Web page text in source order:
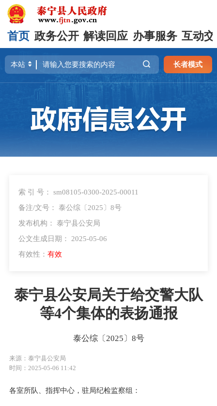
首页 政务公开 解读回应 办事服务 互动
长者模式
索 引 号： sm08105-0300-2025-00011
备注/文号： 泰公综〔2025〕8号
发布机构： 泰宁县公安局
公文生成日期： 2025-05-06
有效性： 有效
泰宁县公安局关于给交警大队
等4个集体的表扬通报
泰公综〔2025〕8号
来源：泰宁县公安局
时间：2025-05-06 11:42
各室所队、指挥中心，驻局纪检监察组：